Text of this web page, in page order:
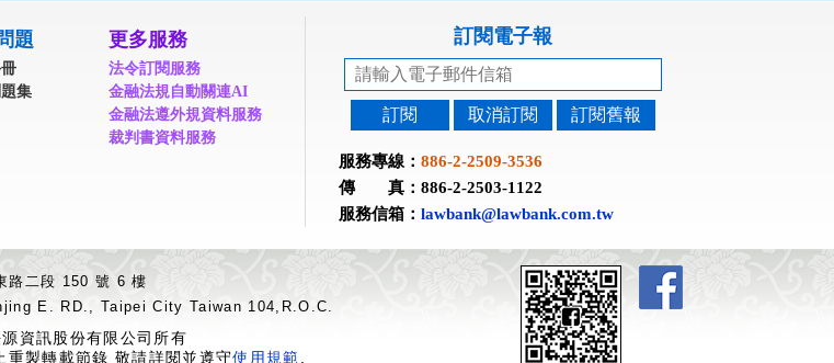
題
集
更多服務
法令訂閱服務
金融法規自動關連AI
金融法遵外規資料服務
裁判書資料服務
訂閱電子報
訂閱 取消訂閱 訂閱舊報
服務專線： 886-2-2509-3536
傳 真：886-2-2503-1122
服務信箱： lawbank@lawbank.com.tw
路二段 150 號 6 樓
E. RD., Taipei City Taiwan 104,R.O.C.
資訊股份有限公司所有
重製轉載節錄 敬請詳閱並遵守使用規範